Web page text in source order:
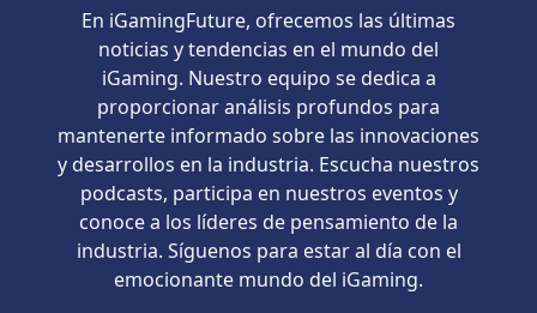
En iGamingFuture, ofrecemos las últimas
noticias y tendencias en el mundo del
iGaming. Nuestro equipo se dedica a
proporcionar análisis profundos para
mantenerte informado sobre las innovaciones
y desarrollos en la industria. Escucha nuestros
podcasts, participa en nuestros eventos y
conoce a los líderes de pensamiento de la
industria. Síguenos para estar al día con el
emocionante mundo del iGaming.